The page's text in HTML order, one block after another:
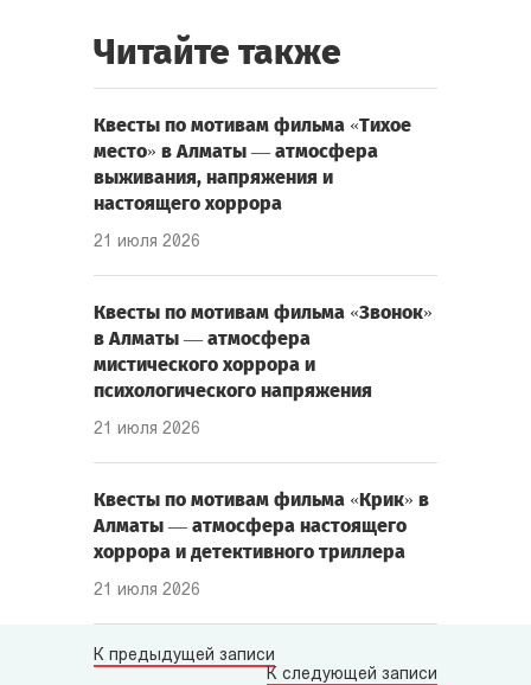
Читайте также
Квесты по мотивам фильма «Тихое
место» в Алматы — атмосфера
выживания, напряжения и
настоящего хоррора
21 июля 2026
Квесты по мотивам фильма «Звонок»
в Алматы — атмосфера
мистического хоррора и
психологического напряжения
21 июля 2026
Квесты по мотивам фильма «Крик» в
Алматы — атмосфера настоящего
хоррора и детективного триллера
21 июля 2026
К предыдущей записи
К следующей записи